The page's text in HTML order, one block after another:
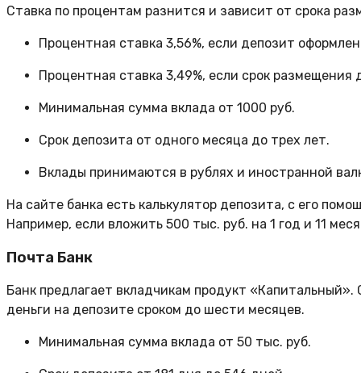
Ставка по процентам разнится и зависит от срока
Процентная ставка 3,56%, если депозит
Процентная ставка 3,49%, если срок размещения
Минимальная сумма вклада от 1000 руб.
Срок депозита от одного месяца до трех лет.
Вклады принимаются в рублях и иностранной
На сайте банка есть калькулятор депозита, с его
Например, если вложить 500 тыс. руб. на 1 год и 11
Почта Банк
Банк предлагает вкладчикам продукт
деньги на депозите сроком до шести месяцев.
Минимальная сумма вклада от 50 тыс. руб.